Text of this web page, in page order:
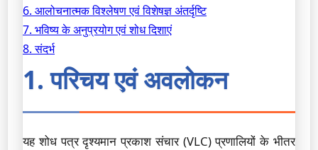
6. आलोचनात्मक विश्लेषण एवं विशेषज्ञ अंतर्दृष्टि
7. भविष्य के अनुप्रयोग एवं शोध दिशाएं
8. संदर्भ
1. परिचय एवं अवलोकन
यह शोध पत्र दृश्यमान प्रकाश संचार (VLC) प्रणालियों के भीतर